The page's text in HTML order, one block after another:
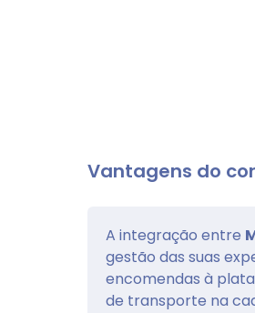
Vantagens do
A integração entre
gestão das suas
encomendas à
de transporte na